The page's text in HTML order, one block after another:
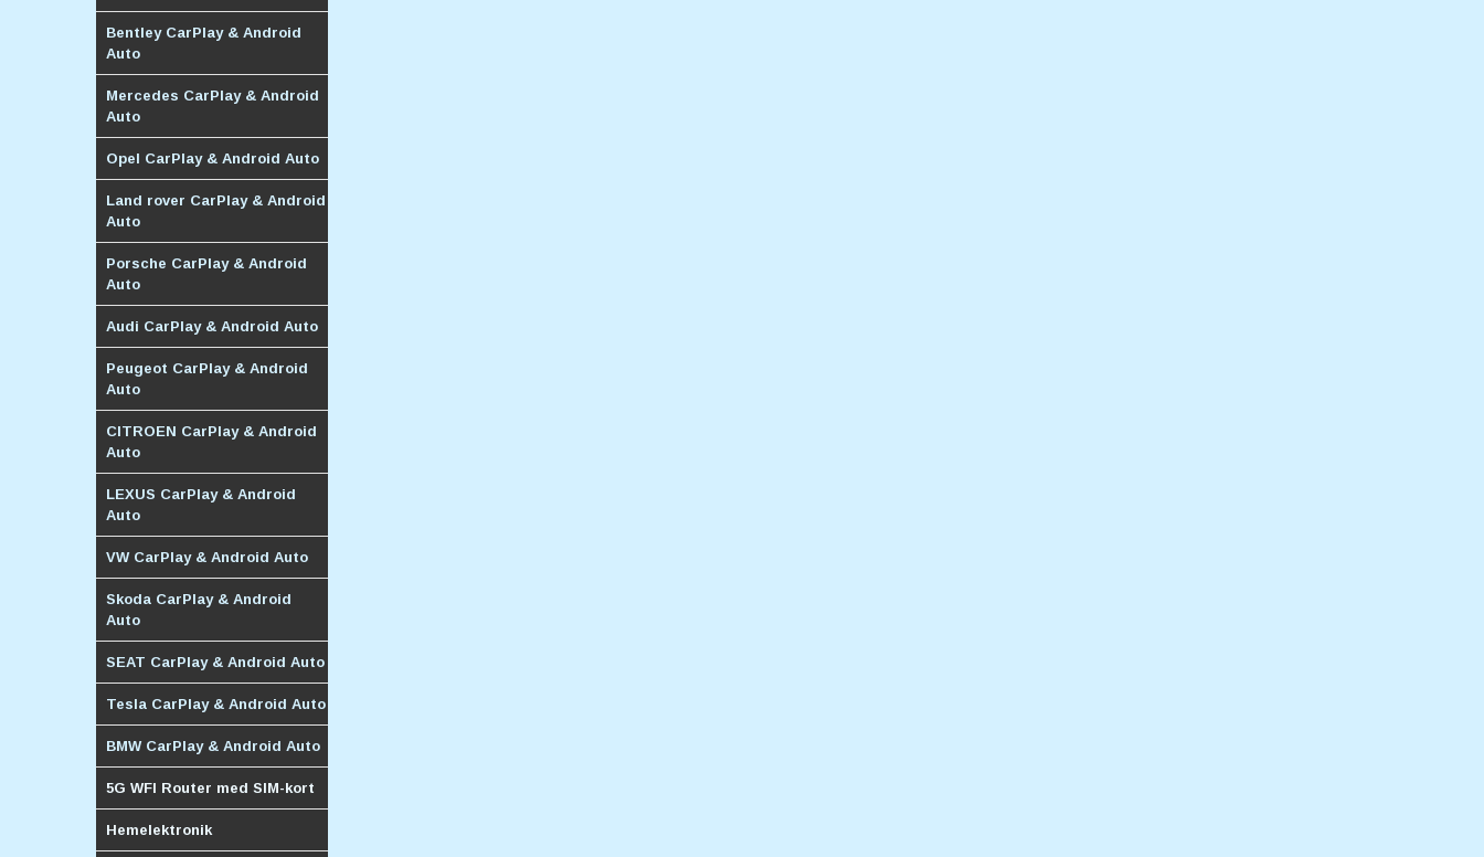
Bentley CarPlay & Android
Auto
Mercedes CarPlay & Android
Auto
Opel CarPlay & Android Auto
Land rover CarPlay & Android
Auto
Porsche CarPlay & Android
Auto
Audi CarPlay & Android Auto
Peugeot CarPlay & Android
Auto
CITROEN CarPlay & Android
Auto
LEXUS CarPlay & Android
Auto
VW CarPlay & Android Auto
Skoda CarPlay & Android
Auto
SEAT CarPlay & Android Auto
Tesla CarPlay & Android Auto
BMW CarPlay & Android Auto
5G WFI Router med SIM-kort
Hemelektronik